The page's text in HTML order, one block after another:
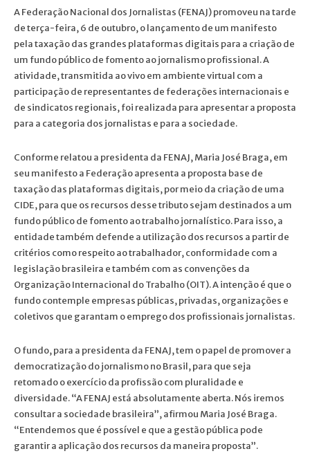
A Federação Nacional dos Jornalistas (FENAJ) promoveu na tarde
de terça-feira, 6 de outubro, o lançamento de um manifesto
pela taxação das grandes plataformas digitais para a criação de
um fundo público de fomento ao jornalismo profissional. A
atividade, transmitida ao vivo em ambiente virtual com a
participação de representantes de federações internacionais e
de sindicatos regionais, foi realizada para apresentar a proposta
para a categoria dos jornalistas e para a sociedade.
Conforme relatou a presidenta da FENAJ, Maria José Braga, em
seu manifesto a Federação apresenta a proposta base de
taxação das plataformas digitais, por meio da criação de uma
CIDE, para que os recursos desse tributo sejam destinados a um
fundo público de fomento ao trabalho jornalístico. Para isso, a
entidade também defende a utilização dos recursos a partir de
critérios como respeito ao trabalhador, conformidade com a
legislação brasileira e também com as convenções da
Organização Internacional do Trabalho (OIT). A intenção é que o
fundo contemple empresas públicas, privadas, organizações e
coletivos que garantam o emprego dos profissionais jornalistas.
O fundo, para a presidenta da FENAJ, tem o papel de promover a
democratização do jornalismo no Brasil, para que seja
retomado o exercício da profissão com pluralidade e
diversidade. “A FENAJ está absolutamente aberta. Nós iremos
consultar a sociedade brasileira”, afirmou Maria José Braga.
“Entendemos que é possível e que a gestão pública pode
garantir a aplicação dos recursos da maneira proposta”.